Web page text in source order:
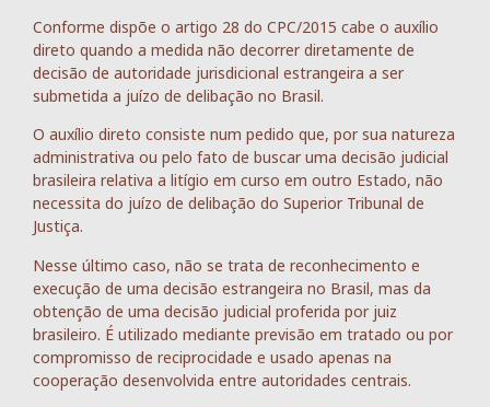
Conforme dispõe o artigo 28 do CPC/2015 cabe o auxílio
direto quando a medida não decorrer diretamente de
decisão de autoridade jurisdicional estrangeira a ser
submetida a juízo de delibação no Brasil.
O auxílio direto consiste num pedido que, por sua natureza
administrativa ou pelo fato de buscar uma decisão judicial
brasileira relativa a litígio em curso em outro Estado, não
necessita do juízo de delibação do Superior Tribunal de
Justiça.
Nesse último caso, não se trata de reconhecimento e
execução de uma decisão estrangeira no Brasil, mas da
obtenção de uma decisão judicial proferida por juiz
brasileiro. É utilizado mediante previsão em tratado ou por
compromisso de reciprocidade e usado apenas na
cooperação desenvolvida entre autoridades centrais.